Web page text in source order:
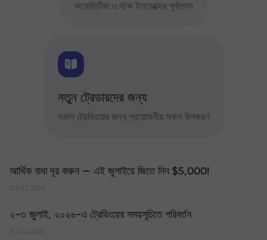
কমোডিটিজ ও স্টক ইনডেক্সের পূর্বাভাস
নতুন ট্রেডারদের জন্য
সফল ট্রেডিংয়ের জন্য প্রয়োজনীয় সকল উপকরণ
আর্থিক বাধা দূর করুন — এই জুলাইয়ে জিতে নিন $5,000!
02.07.2026
২-৩ জুলাই, ২০২৬-এ ট্রেডিংয়ের সময়সূচিতে পরিবর্তন
30.06.2026